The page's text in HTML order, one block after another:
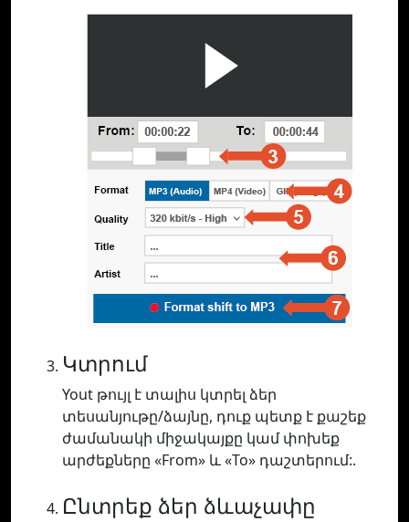
Կտրում
Yout թույլ է տալիս կտրել ձեր
տեսանյութը/ձայնը, դուք պետք է քաշեք
ժամանակի միջակայքը կամ փոխեք
արժեքները «From» և «To» դաշտերում:.
Ընտրեք ձեր ձևաչափը